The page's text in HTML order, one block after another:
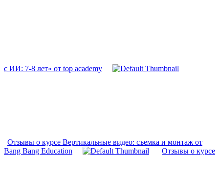
с ИИ: 7-8 лет» от top academy
Отзывы о курсе Вертикальные видео: съемка и монтаж от
Bang Bang Education
Отзывы о курсе